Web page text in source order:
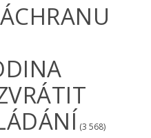
(3 568)